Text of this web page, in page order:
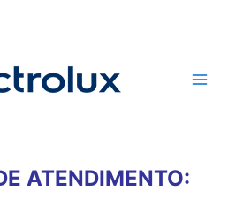
ATENDIMENTO: